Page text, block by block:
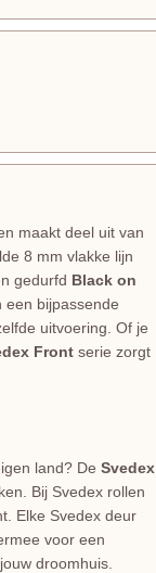
maakt deel uit van
8 mm vlakke lijn
gedurfd Black on
een bijpassende
uitvoering. Of je
Front serie zorgt
land? De Svedex
Bij Svedex rollen
Elke Svedex deur
voor een
droomhuis.